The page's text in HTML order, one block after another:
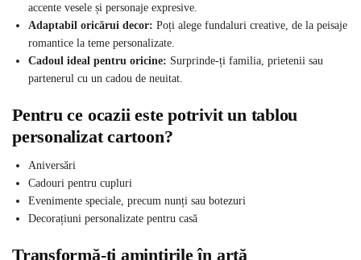
accente vesele și personaje expresive.
Adaptabil oricărui decor: Poți alege fundaluri creative, de la peisaje
romantice la teme personalizate.
Cadoul ideal pentru oricine: Surprinde-ți familia, prietenii sau
partenerul cu un cadou de neuitat.
Pentru ce ocazii este potrivit un tablou
personalizat cartoon?
Aniversări
Cadouri pentru cupluri
Evenimente speciale, precum nunți sau botezuri
Decorațiuni personalizate pentru casă
Transformă-ți amintirile în artă